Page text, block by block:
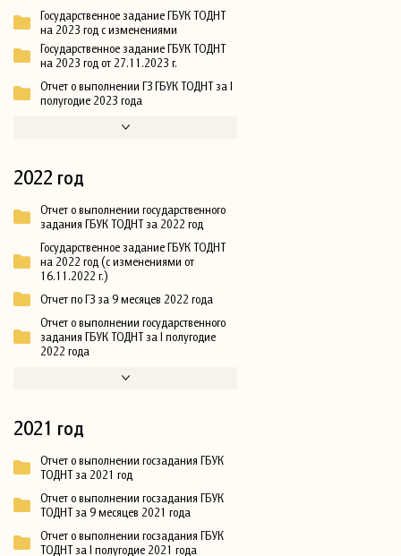
Государственное задание ГБУК ТОДНТ
на 2023 год с изменениями
Государственное задание ГБУК ТОДНТ
на 2023 год от 27.11.2023 г.
Отчет о выполнении ГЗ ГБУК ТОДНТ за I
полугодие 2023 года
2022 год
Отчет о выполнении государственного
задания ГБУК ТОДНТ за 2022 год
Государственное задание ГБУК ТОДНТ
на 2022 год (с изменениями от
16.11.2022 г.)
Отчет по ГЗ за 9 месяцев 2022 года
Отчет о выполнении государственного
задания ГБУК ТОДНТ за I полугодие
2022 года
2021 год
Отчет о выполнении госзадания ГБУК
ТОДНТ за 2021 год
Отчет о выполнении госзадания ГБУК
ТОДНТ за 9 месяцев 2021 года
Отчет о выполнении госзадания ГБУК
ТОДНТ за I полугодие 2021 года